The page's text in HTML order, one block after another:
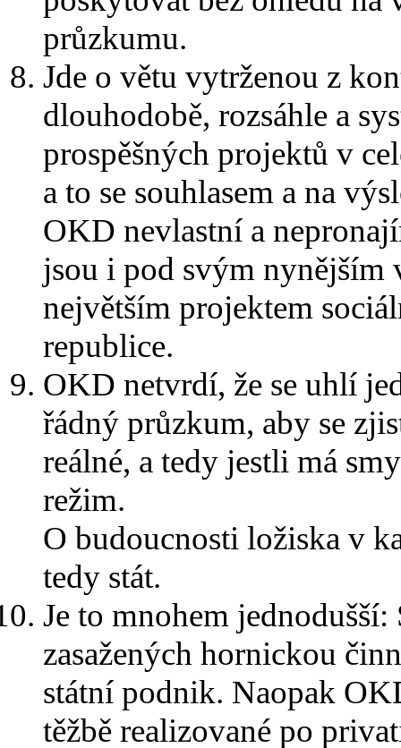
průzkumu.
Jde o větu vytrženou z
dlouhodobě, rozsáhle a
prospěšných projektů v
a to se souhlasem a na
OKD nevlastní a
jsou i pod svým
největším projektem
republice.
OKD netvrdí, že se uhlí
řádný průzkum, aby se
reálné, a tedy jestli má
režim.
O budoucnosti ložiska v
tedy stát.
Je to mnohem
zasažených hornickou
státní podnik. Naopak
těžbě realizované po